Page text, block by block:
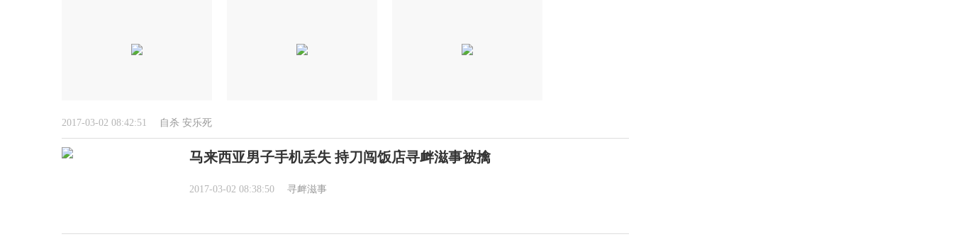
2017-03-02 08:42:51 自杀 安乐死
马来西亚男子手机丢失 持刀闯饭店寻衅滋事被擒
2017-03-02 08:38:50 寻衅滋事